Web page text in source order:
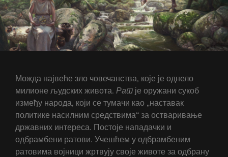
Можда највеће зло човечанства, које је однело
милионе људских живота. Рат је оружани сукоб
између народа, који се тумачи као „наставак
политике насилним средствима“ за остваривање
државних интереса. Постоје нападачки и
одбрамбени ратови. Учешћем у одбрамбеним
ратовима војници жртвују своје животе за одбрану